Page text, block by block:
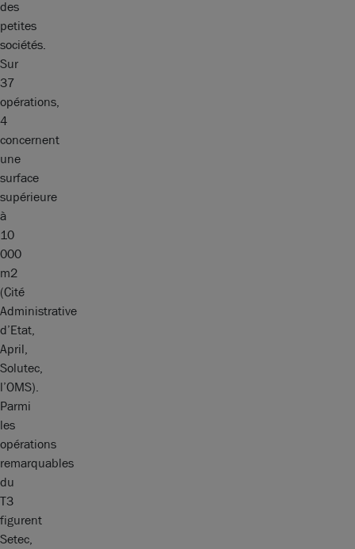
des
petites
sociétés.
Sur
37
opérations,
4
concernent
une
surface
supérieure
à
10
000
m2
(Cité
Administrative
d’Etat,
April,
Solutec,
l’OMS).
Parmi
les
opérations
remarquables
du
T3
figurent
Setec,